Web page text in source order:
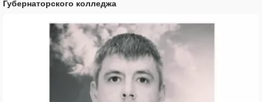
Губернаторского колледжа